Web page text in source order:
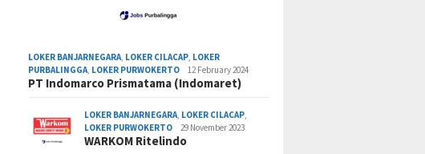
LOKER BANJARNEGARA LOKER CILACAP LOKER
PURBALINGGA LOKER PURWOKERTO 12 February 2024
PT Indomarco Prismatama (Indomaret)
LOKER BANJARNEGARA LOKER CILACAP
LOKER PURWOKERTO
29 November 2023
WARKOM Ritelindo